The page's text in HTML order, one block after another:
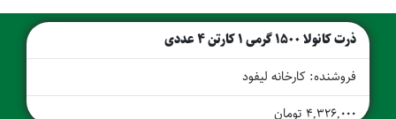
ذرت کانولا 1500 گرمی 1 کارتن 4 عددی
فروشنده: کارخانه لیفود
4,326,000 تومان